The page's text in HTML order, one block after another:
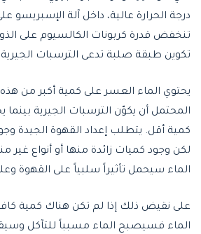
درجة الحرارة عالية، داخل آلة الإسبريسو
تنخفض قدرة كربونات الكالسيوم على
تكوين طبقة صلبة تدعى الترسبات الجيرية.
يحتوي الماء العسر على كمية أكبر من
المحتمل أن يكوّن الترسبات الجيرية بينما
كمية أقل. يتطلب إعداد القهوة الجيدة
لكن وجود كميات زائدة منها أو أنواع غير
الماء سيحمل تأثيراً سلبياً على القهوة
على نقيض ذلك إذا لم تكن هناك كمية
الماء فسيصبح الماء مسبباً للتآكل